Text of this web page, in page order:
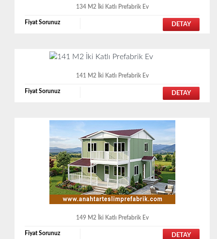
134 M2 İki Katlı Prefabrik Ev
Fiyat Sorunuz DETAY
141 M2 İki Katlı Prefabrik Ev
Fiyat Sorunuz DETAY
149 M2 İki Katlı Prefabrik Ev
Fiyat Sorunuz DETAY